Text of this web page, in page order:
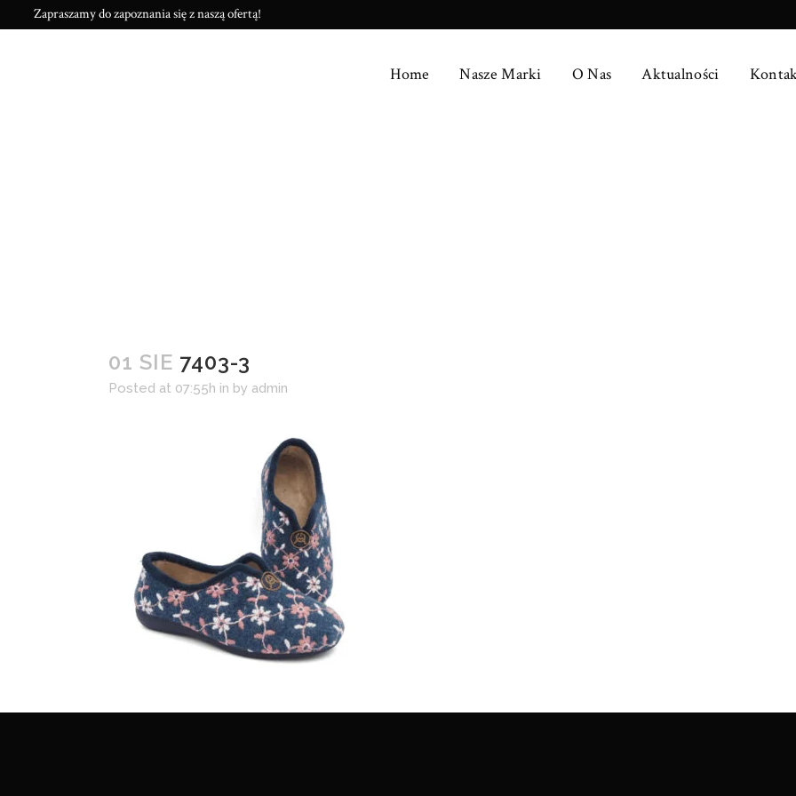
Zapraszamy do zapoznania się z naszą ofertą!
Home Nasze Marki O Nas Aktualności
01 SIE 7403-3
Posted at 07:55h in by admin